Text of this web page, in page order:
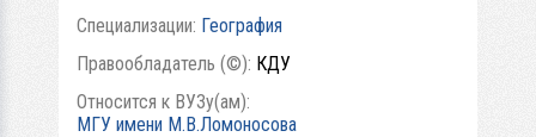
Специализации: География
Правообладатель (©): КДУ
Относится к ВУЗу(ам):
МГУ имени М.В.Ломоносова